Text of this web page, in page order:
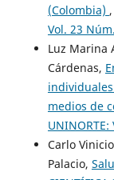
(Colombia) ,
Vol. 23
Luz Marina
Cárdenas,
medios de
Carlo
Palacio,